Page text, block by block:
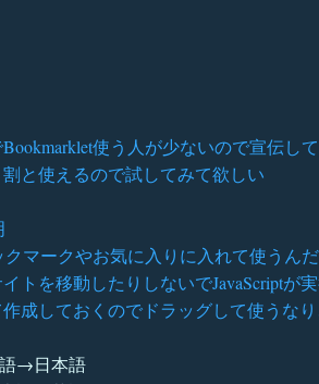
使う人が少ないので宣伝し
と使えるので試してみて欲しい
クマークやお気に入りに入れて使うん
トを移動したりしないでJavaScriptが
成しておくのでドラッグして使うな
語→日本語